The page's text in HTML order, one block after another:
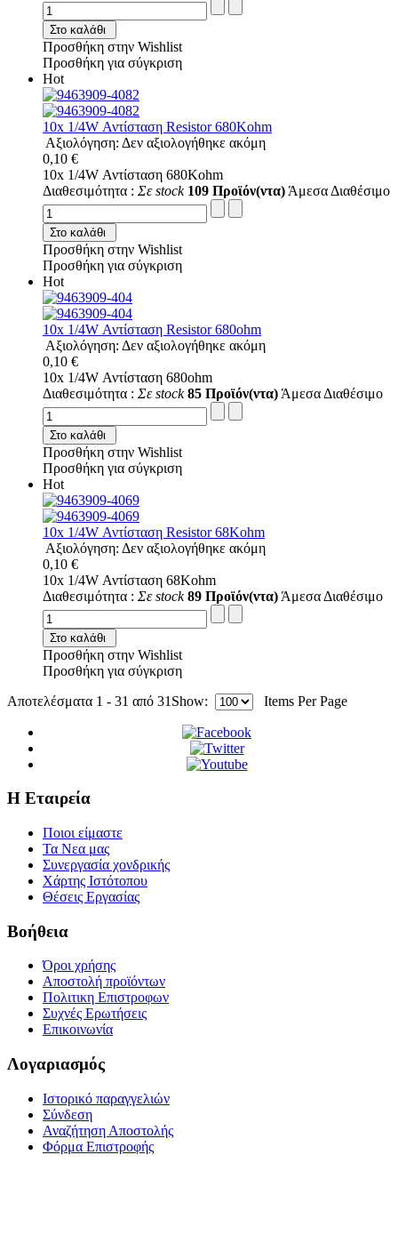
Στο καλάθι
Προσθήκη στην Wishlist
Προσθήκη για σύγκριση
Hot
10x 1/4W Αντίσταση Resistor 680Kohm
Αξιολόγηση: Δεν αξιολογήθηκε ακόμη
0,10 €
10x 1/4W Αντίσταση 680Kohm
Διαθεσιμότητα : Σε stock 109 Προϊόν(ντα) Άμεσα Διαθέσιμο
Στο καλάθι
Προσθήκη στην Wishlist
Προσθήκη για σύγκριση
Hot
10x 1/4W Αντίσταση Resistor 680ohm
Αξιολόγηση: Δεν αξιολογήθηκε ακόμη
0,10 €
10x 1/4W Αντίσταση 680ohm
Διαθεσιμότητα : Σε stock 85 Προϊόν(ντα) Άμεσα Διαθέσιμο
Στο καλάθι
Προσθήκη στην Wishlist
Προσθήκη για σύγκριση
Hot
10x 1/4W Αντίσταση Resistor 68Kohm
Αξιολόγηση: Δεν αξιολογήθηκε ακόμη
0,10 €
10x 1/4W Αντίσταση 68Kohm
Διαθεσιμότητα : Σε stock 89 Προϊόν(ντα) Άμεσα Διαθέσιμο
Στο καλάθι
Προσθήκη στην Wishlist
Προσθήκη για σύγκριση
Αποτελέσματα 1 - 31 από 31 Show: Items Per Page
Η Εταιρεία
Ποιοι είμαστε
Τα Νεα μας
Συνεργασία χονδρικής
Χάρτης Ιστότοπου
Θέσεις Εργασίας
Βοήθεια
Όροι χρήσης
Αποστολή προϊόντων
Πολιτικη Επιστροφων
Συχνές Ερωτήσεις
Επικοινωνία
Λογαριασμός
Ιστορικό παραγγελιών
Σύνδεση
Αναζήτηση Αποστολής
Φόρμα Επιστροφής